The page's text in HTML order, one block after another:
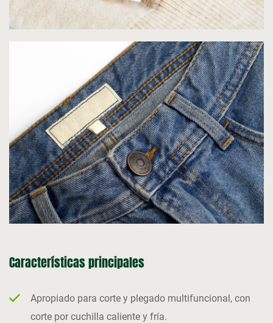
Características principales
Apropiado para corte y plegado multifuncional, con
corte por cuchilla caliente y fría.